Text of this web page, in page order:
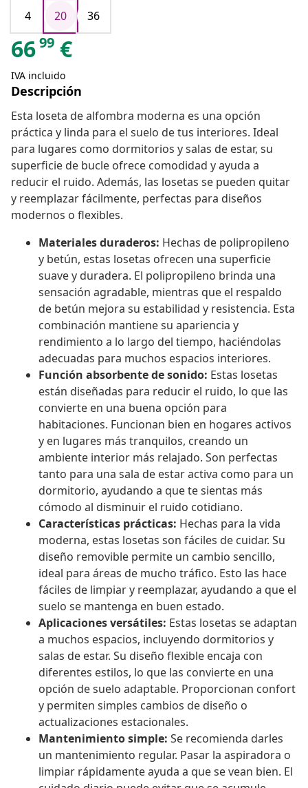
4
20 36
6699 €
IVA incluido
Descripción
Esta loseta de alfombra moderna es una opción
práctica y linda para el suelo de tus interiores. Ideal
para lugares como dormitorios y salas de estar, su
superficie de bucle ofrece comodidad y ayuda a
reducir el ruido. Además, las losetas se pueden quitar
y reemplazar fácilmente, perfectas para diseños
modernos o flexibles.
Materiales duraderos: Hechas de polipropileno
y betún, estas losetas ofrecen una superficie
suave y duradera. El polipropileno brinda una
sensación agradable, mientras que el respaldo
de betún mejora su estabilidad y resistencia. Esta
combinación mantiene su apariencia y
rendimiento a lo largo del tiempo, haciéndolas
adecuadas para muchos espacios interiores.
Función absorbente de sonido: Estas losetas
están diseñadas para reducir el ruido, lo que las
convierte en una buena opción para
habitaciones. Funcionan bien en hogares activos
y en lugares más tranquilos, creando un
ambiente interior más relajado. Son perfectas
tanto para una sala de estar activa como para un
dormitorio, ayudando a que te sientas más
cómodo al disminuir el ruido cotidiano.
Características prácticas: Hechas para la vida
moderna, estas losetas son fáciles de cuidar. Su
diseño removible permite un cambio sencillo,
ideal para áreas de mucho tráfico. Esto las hace
fáciles de limpiar y reemplazar, ayudando a que el
suelo se mantenga en buen estado.
Aplicaciones versátiles: Estas losetas se adaptan
a muchos espacios, incluyendo dormitorios y
salas de estar. Su diseño flexible encaja con
diferentes estilos, lo que las convierte en una
opción de suelo adaptable. Proporcionan confort
y permiten simples cambios de diseño o
actualizaciones estacionales.
Mantenimiento simple: Se recomienda darles
un mantenimiento regular. Pasar la aspiradora o
limpiar rápidamente ayuda a que se vean bien. El